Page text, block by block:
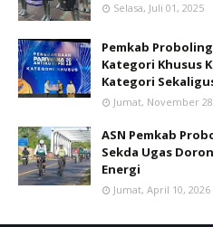
Selasa, Juli 01, 2025
Pemkab
Kategori Khusus
Kategori
Jumat, November
ASN Pemkab
Sekda Ugas
Energi
Jumat, April 10, 2026